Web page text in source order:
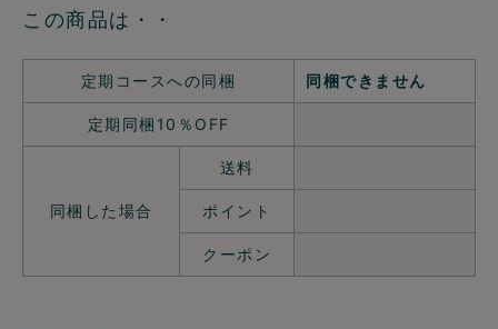
この商品は・・
定期コースへの同梱 同梱できません
定期同梱10％OFF
同梱した場合
送料
ポイント
クーポン